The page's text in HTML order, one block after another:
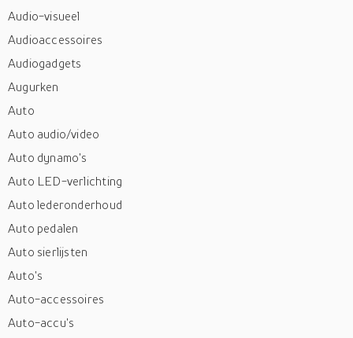
Audio-visueel
Audioaccessoires
Audiogadgets
Augurken
Auto
Auto audio/video
Auto dynamo's
Auto LED-verlichting
Auto lederonderhoud
Auto pedalen
Auto sierlijsten
Auto's
Auto-accessoires
Auto-accu's